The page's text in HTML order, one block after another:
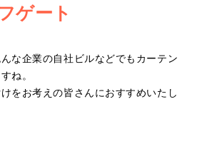
ゲート
な企業の自社ビルなどでもカーテン
ね。
をお考えの皆さんにおすすめいたし